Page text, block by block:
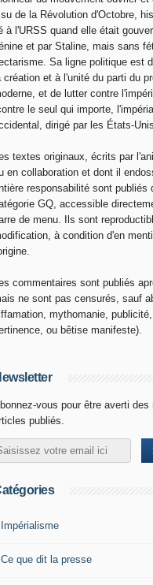
de la Révolution d'Octobre,
à l'URSS quand elle était
et par Staline, mais sans
Sa ligne politique est
création et à l'unité du parti du
et de lutter contre
le seul qui importe,
dirigé par les États-
textes originaux, écrits par
en collaboration et dont il
responsabilité sont publiés
GQ, accessible
de menu. Ils sont
à condition d'en
commentaires sont publiés
ne sont pas censurés, sauf
mythomanie,
ou bêtise manifeste).
vous pour être averti des
publiés.
Impérialisme
Ce que dit la presse